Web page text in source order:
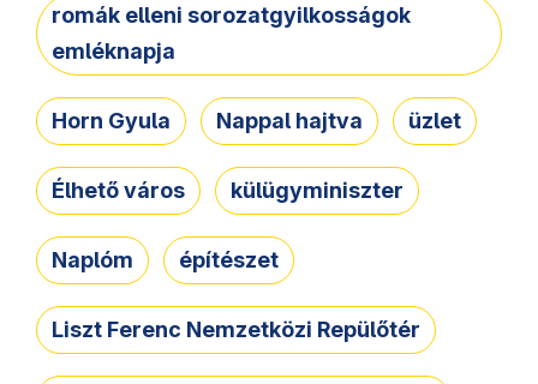
romák elleni sorozatgyilkosságok
emléknapja
Horn Gyula Nappal hajtva üzlet
Élhető város külügyminiszter
Naplóm építészet
Liszt Ferenc Nemzetközi Repülőtér